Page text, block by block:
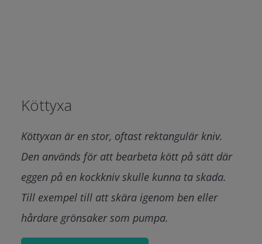
Köttyxa
Köttyxan är en stor, oftast rektangulär kniv.
Den används för att bearbeta kött på sätt där
eggen på en kockkniv skulle kunna ta skada.
Till exempel till att skära igenom ben eller
hårdare grönsaker som pumpa.